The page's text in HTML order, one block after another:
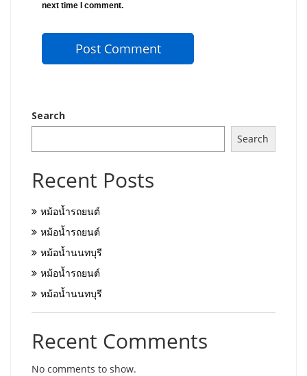
next time I comment.
Search
Search
Recent Posts
หม้อน้ำรถยนต์
หม้อน้ำรถยนต์
หม้อน้ำนนทบุรี
หม้อน้ำรถยนต์
หม้อน้ำนนทบุรี
Recent Comments
No comments to show.